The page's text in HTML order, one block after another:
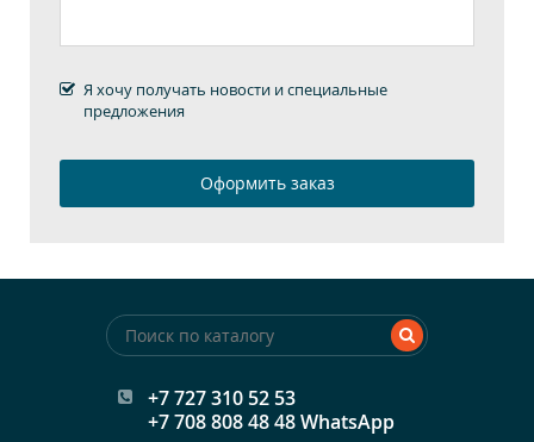
Я хочу получать новости и специальные
предложения
+7 727 310 52 53
+7 708 808 48 48 WhatsApp